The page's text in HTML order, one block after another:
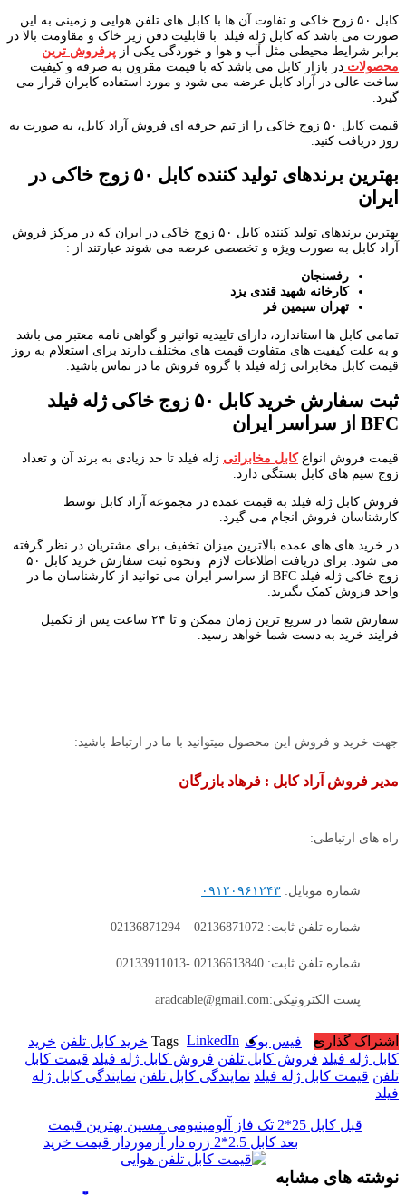
کابل ۵۰ زوج خاکی و تفاوت آن ها با کابل های تلفن هوایی و زمینی به این
صورت می باشد که کابل ژله فیلد با قابلیت دفن زیر خاک و مقاومت بالا در
برابر شرایط محیطی مثل آب و هوا و خوردگی یکی از پرفروش ترین
محصولات در بازار کابل می باشد که با قیمت مقرون به صرفه و کیفیت
ساخت عالی در آراد کابل عرضه می شود و مورد استفاده کابران قرار می
گیرد.
قیمت کابل ۵۰ زوج خاکی را از تیم حرفه ای فروش آراد کابل، به صورت به
روز دریافت کنید.
بهترین برندهای تولید کننده کابل ۵۰ زوج خاکی در
ایران
بهترین برندهای تولید کننده کابل ۵۰ زوج خاکی در ایران که در مرکز فروش
آراد کابل به صورت ویژه و تخصصی عرضه می شوند عبارتند از :
رفسنجان
کارخانه شهید قندی یزد
تهران سیمین فر
تمامی کابل ها استاندارد، دارای تاییدیه توانیر و گواهی نامه معتبر می باشد
و به علت کیفیت های متفاوت قیمت های مختلف دارند برای استعلام به روز
قیمت کابل مخابراتی ژله فیلد با گروه فروش ما در تماس باشید.
ثبت سفارش خرید کابل ۵۰ زوج خاکی ژله فیلد
BFC از سراسر ایران
قیمت فروش انواعکابل مخابراتی ژله فیلد تا حد زیادی به برند آن و تعداد
زوج سیم های کابل بستگی دارد.
فروش کابل ژله فیلد به قیمت عمده در مجموعه آراد کابل توسط
کارشناسان فروش انجام می گیرد.
در خرید های های عمده بالاترین میزان تخفیف برای مشتریان در نظر گرفته
می شود. برای دریافت اطلاعات لازم ونحوه ثبت سفارش خرید کابل ۵۰
زوج خاکی ژله فیلد BFC از سراسر ایران می توانید از کارشناسان ما در
واحد فروش کمک بگیرید.
سفارش شما در سریع ترین زمان ممکن و تا ۲۴ ساعت پس از تکمیل
فرایند خرید به دست شما خواهد رسید.
جهت خرید و فروش این محصول میتوانید با ما در ارتباط باشید:
مدیر فروش آراد کابل : فرهاد بازرگان
راه های ارتباطی:
شماره موبایل: ۰۹۱۲۰۹۶۱۲۴۳
شماره تلفن ثابت: 02136871072 – 02136871294
شماره تلفن ثابت: 02136613840 -02133911013
پست الکترونیکی:aradcable@gmail.com
اشتراک گذاری فیس بوک LinkedIn
Tags خرید کابل تلفن خرید
کابل ژله فیلد فروش کابل تلفن فروش کابل ژله فیلد قیمت کابل
تلفن قیمت کابل ژله فیلد نمایندگی کابل تلفن نمایندگی کابل ژله
فیلد
قبل کابل 25*2 تک فاز آلومینیومی مسین بهترین قیمت
بعد کابل 2.5*2 زره دار آرموردار قیمت خرید
نوشته های مشابه